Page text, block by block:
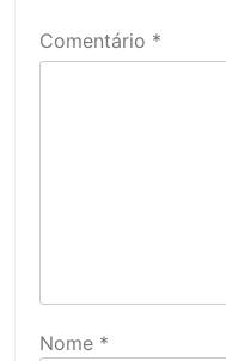
Comentário *
Nome *